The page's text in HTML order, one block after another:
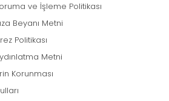
ve İşleme Politikası
Beyanı Metni
Politikası
Metni
Korunması